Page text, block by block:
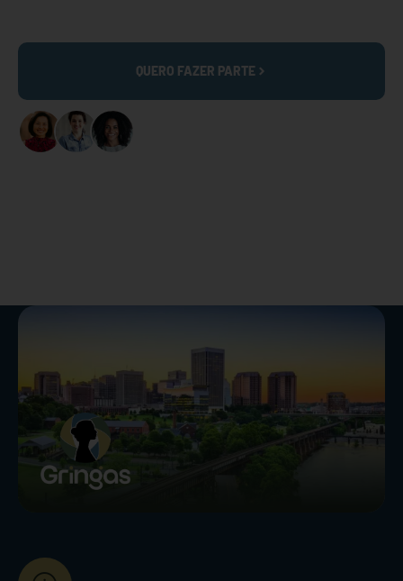
QUERO FAZER PARTE